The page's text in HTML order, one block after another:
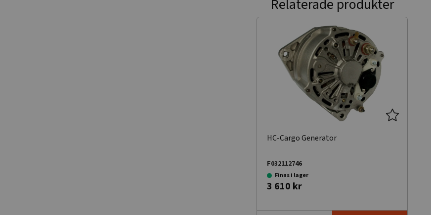
Relaterade produkter
HC-Cargo Generator
F032112746
Finns i lager
3 610 kr